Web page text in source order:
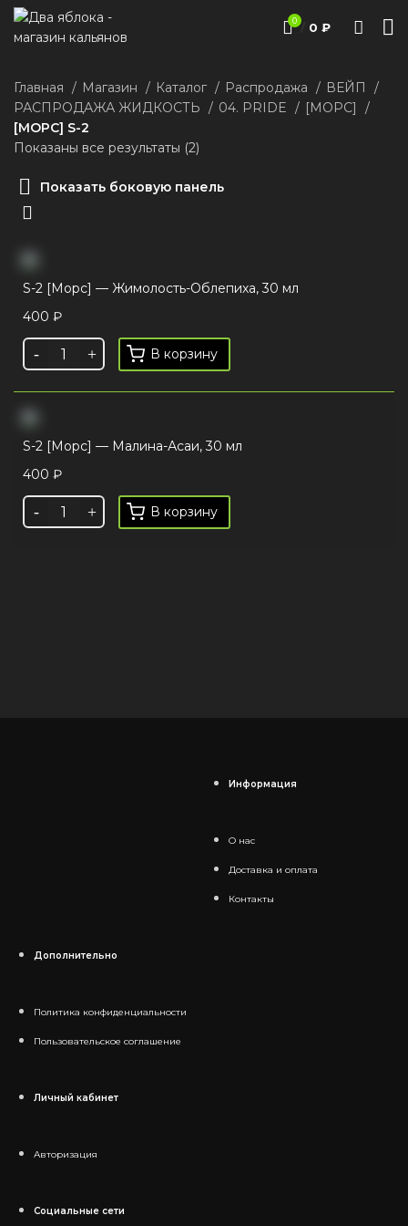
0 / 0 ₽
Главная Магазин Каталог Распродажа
ВЕЙП
РАСПРОДАЖА ЖИДКОСТЬ
04. PRIDE
[МОРС]
[МОРС] S-2
Показаны все результаты (2)
Показать боковую панель
S-2 [Морс] — Жимолость-Облепиха, 30 мл
400 ₽
В корзину
S-2 [Морс] — Малина-Асаи, 30 мл
400 ₽
В корзину
Информация
О нас
Доставка и оплата
Контакты
Дополнительно
Политика конфиденциальности
Пользовательское соглашение
Личный кабинет
Авторизация
Социальные сети